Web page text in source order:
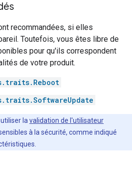
recommandées, si elles
Toutefois, vous êtes libre de
pour qu'ils correspondent
de votre produit.
la validation de l'utilisateur
à la sécurité, comme indiqué